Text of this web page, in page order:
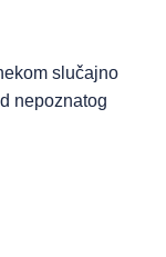
slučajno
nepoznatog